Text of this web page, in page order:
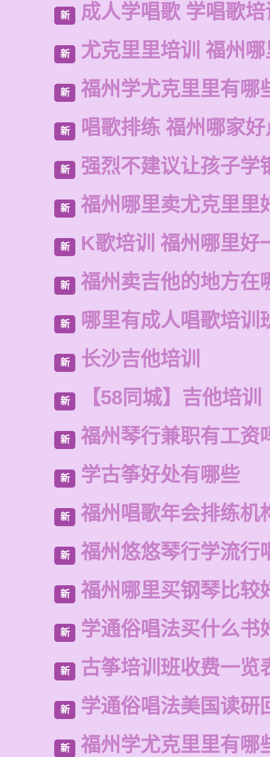
新 成人学唱歌 学唱歌培
新 尤克里里培训 福州
新 福州学尤克里里有哪
新 唱歌排练 福州哪家
新 强烈不建议让孩子学
新 福州哪里卖尤克里里
新 K歌培训 福州哪里好
新 福州卖吉他的地方在
新 哪里有成人唱歌培训
新 长沙吉他培训
新 【58同城】吉他培训
新 福州琴行兼职有工资
新 学古筝好处有哪些
新 福州唱歌年会排练机
新 福州悠悠琴行学流行
新 福州哪里买钢琴比较
新 学通俗唱法买什么书
新 古筝培训班收费一览
新 学通俗唱法美国读研
新 福州学尤克里里有哪